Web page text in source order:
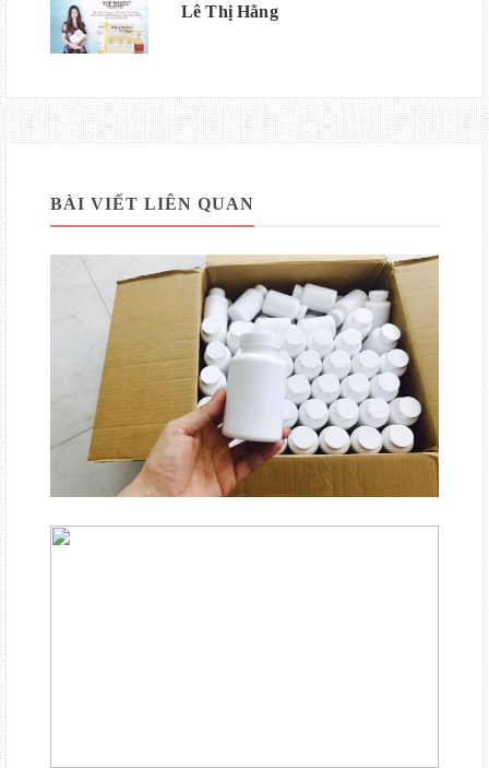
Lê Thị Hằng
BÀI VIẾT LIÊN QUAN